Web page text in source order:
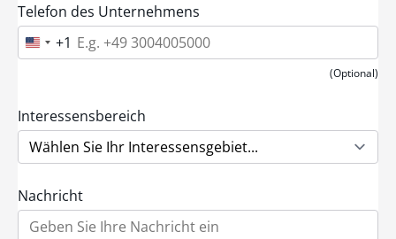
Telefon des Unternehmens
U
n
d
S
t
a
s
+
1
+1
(Optional)
Interessensbereich
Nachricht